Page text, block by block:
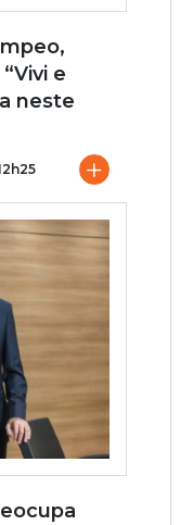
e
neste
+